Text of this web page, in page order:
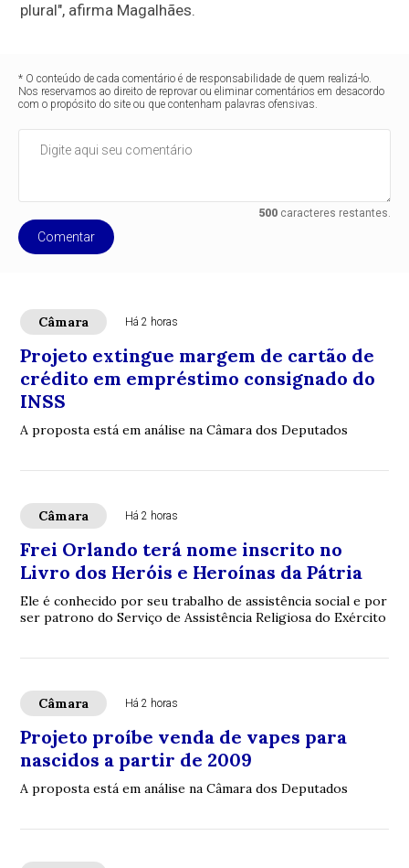
plural", afirma Magalhães.
* O conteúdo de cada comentário é de responsabilidade de quem realizá-lo.
Nos reservamos ao direito de reprovar ou eliminar comentários em desacordo
com o propósito do site ou que contenham palavras ofensivas.
500caracteres restantes.
Comentar
Câmara Há 2 horas
Projeto extingue margem de cartão de
crédito em empréstimo consignado do
INSS
A proposta está em análise na Câmara dos Deputados
Câmara Há 2 horas
Frei Orlando terá nome inscrito no
Livro dos Heróis e Heroínas da Pátria
Ele é conhecido por seu trabalho de assistência social e por
ser patrono do Serviço de Assistência Religiosa do Exército
Câmara Há 2 horas
Projeto proíbe venda de vapes para
nascidos a partir de 2009
A proposta está em análise na Câmara dos Deputados